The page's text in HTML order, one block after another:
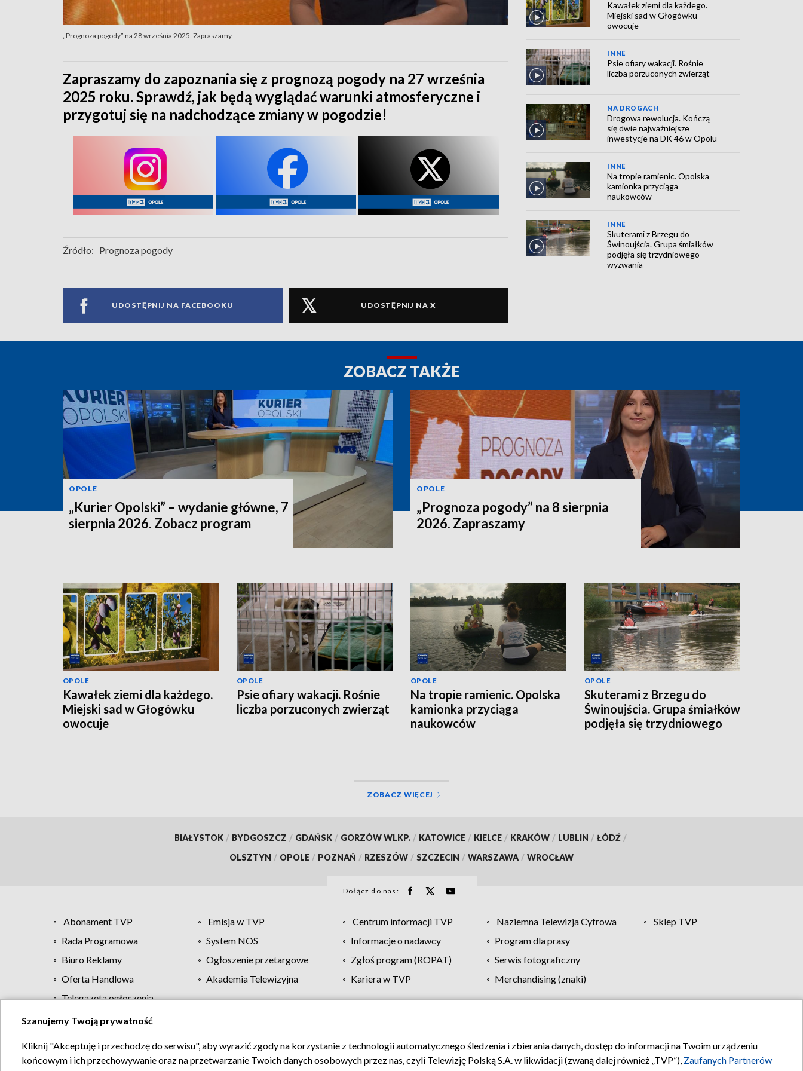
„Prognoza pogody” na 28 września 2025. Zapraszamy
Zapraszamy do zapoznania się z prognozą pogody na 27 września
2025 roku. Sprawdź, jak będą wyglądać warunki atmosferyczne i
przygotuj się na nadchodzące zmiany w pogodzie!
Źródło: Prognoza pogody
UDOSTĘPNIJ NA FACEBOOKU UDOSTĘPNIJ NA X
Kawałek ziemi dla każdego.
Miejski sad w Głogówku
owocuje
INNE
Psie ofiary wakacji. Rośnie
liczba porzuconych zwierząt
NA DROGACH
Drogowa rewolucja. Kończą
się dwie najważniejsze
inwestycje na DK 46 w Opolu
INNE
Na tropie ramienic. Opolska
kamionka przyciąga
naukowców
INNE
Skuterami z Brzegu do
Świnoujścia. Grupa śmiałków
podjęła się trzydniowego
wyzwania
ZOBACZ TAKŻE
OPOLE
„Kurier Opolski” – wydanie główne, 7
sierpnia 2026. Zobacz program
OPOLE
„Prognoza pogody” na 8 sierpnia
2026. Zapraszamy
OPOLE
Kawałek ziemi dla każdego.
Miejski sad w Głogówku
owocuje
OPOLE
Psie ofiary wakacji. Rośnie
liczba porzuconych zwierząt
OPOLE
Na tropie ramienic. Opolska
kamionka przyciąga
naukowców
OPOLE
Skuterami z Brzegu do
Świnoujścia. Grupa śmiałków
podjęła się trzydniowego
ZOBACZ WIĘCEJ
BIAŁYSTOK / BYDGOSZCZ / GDAŃSK / GORZÓW WLKP. / KATOWICE / KIELCE / KRAKÓW / LUBLIN / ŁÓDŹ /
OLSZTYN / OPOLE / POZNAŃ / RZESZÓW / SZCZECIN / WARSZAWA / WROCŁAW
Dołącz do nas:
Abonament TVP Emisja w TVP Centrum informacji TVP Naziemna Telewizja Cyfrowa
Sklep TVP
Rada Programowa
System NOS Informacje o nadawcy
Program dla prasy
Biuro Reklamy
Ogłoszenie przetargowe Zgłoś program (ROPAT)
Serwis fotograficzny
Oferta Handlowa
Akademia Telewizyjna Kariera w TVP
Merchandising (znaki)
Telegazeta ogłoszenia
Regulamin TVP Polityka prywatności Moje zgody Pomoc Biuro reklamy Kontakt
Szanujemy Twoją prywatność
Kliknij "Akceptuję i przechodzę do serwisu", aby wyrazić zgody na korzystanie z technologii automatycznego śledzenia i zbierania danych, dostęp do informacji na Twoim urządzeniu
końcowym i ich przechowywanie oraz na przetwarzanie Twoich danych osobowych przez nas, czyli Telewizję Polską S.A. w likwidacji (zwaną dalej również „TVP”), Zaufanych Partnerów